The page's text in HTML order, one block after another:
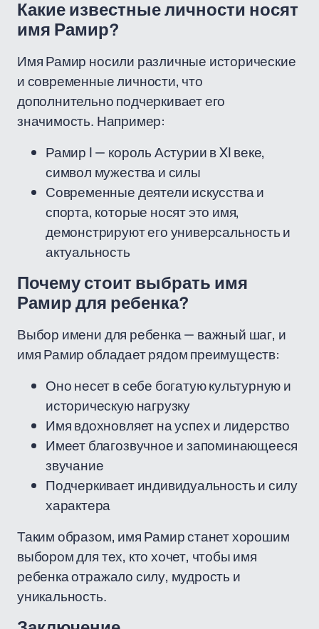
Какие известные личности носят
имя Рамир?
Имя Рамир носили различные исторические
и современные личности, что
дополнительно подчеркивает его
значимость. Например:
Рамир I — король Астурии в XI веке,
символ мужества и силы
Современные деятели искусства и
спорта, которые носят это имя,
демонстрируют его универсальность и
актуальность
Почему стоит выбрать имя
Рамир для ребенка?
Выбор имени для ребенка — важный шаг, и
имя Рамир обладает рядом преимуществ:
Оно несет в себе богатую культурную и
историческую нагрузку
Имя вдохновляет на успех и лидерство
Имеет благозвучное и запоминающееся
звучание
Подчеркивает индивидуальность и силу
характера
Таким образом, имя Рамир станет хорошим
выбором для тех, кто хочет, чтобы имя
ребенка отражало силу, мудрость и
уникальность.